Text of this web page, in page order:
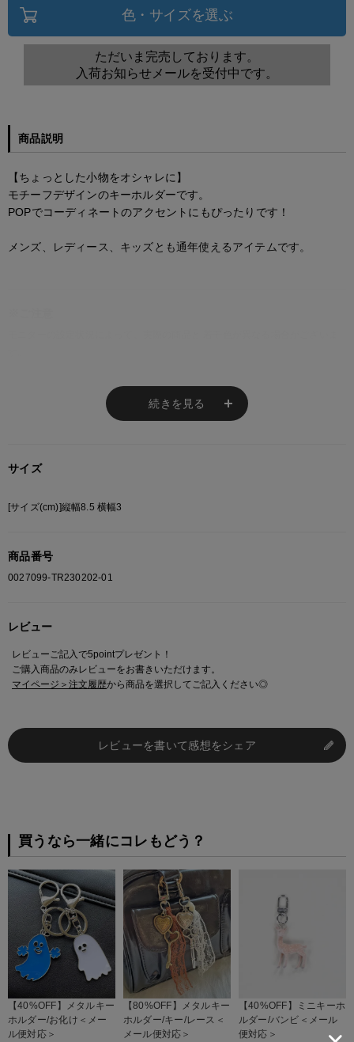
色・サイズを選ぶ
ただいま完売しております。
入荷お知らせメールを受付中です。
商品説明
【ちょっとした小物をオシャレに】
モチーフデザインのキーホルダーです。
POPでコーディネートのアクセントにもぴったりです！
メンズ、レディース、キッズとも通年使えるアイテムです。
総柄の商品は使用している生地の部分によって 写真と異なる場合がございま
す。 ご注文が殺到した場合ズレが生じ 欠品となる場合があります。
ご迷惑をお掛け致しますが 何卒ご了承下さいますようお願い致します。
続きを見る
サイズ
[サイズ(cm)]縦幅8.5 横幅3
商品番号
0027099-TR230202-01
レビュー
レビューご記入で5pointプレゼント！
ご購入商品のみレビューをお書きいただけます。
マイページ＞注文履歴から商品を選択してご記入ください◎
レビューを書いて感想をシェア
買うなら一緒にコレもどう？
【40%OFF】メタルキー
ホルダー/お化け＜メー
ル便対応＞
【80%OFF】メタルキー
ホルダー/キー/レース＜
メール便対応＞
【40%OFF】ミニキーホ
ルダー/バンビ＜メール
便対応＞